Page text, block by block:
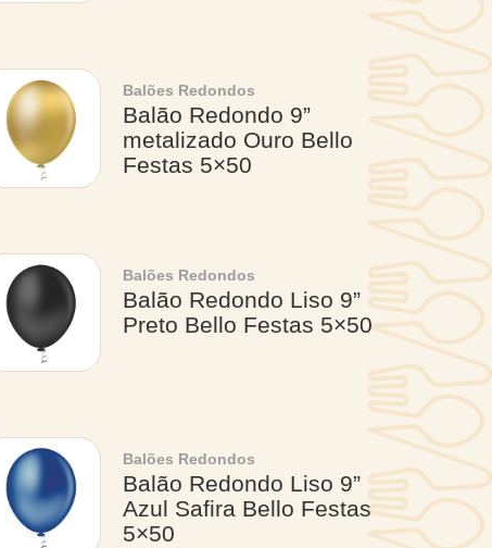
Balões Redondos
Balão Redondo 9”
metalizado Ouro Bello
Festas 5×50
Balões Redondos
Balão Redondo Liso 9”
Preto Bello Festas 5×50
Balões Redondos
Balão Redondo Liso 9”
Azul Safira Bello Festas
5×50